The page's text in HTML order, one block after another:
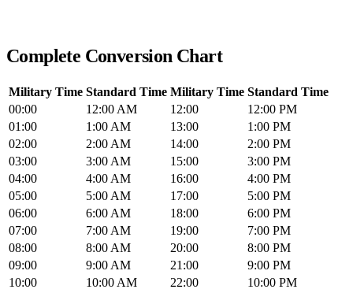
Complete Conversion Chart
Military Time Standard Time Military Time Standard Time
00:00
12:00 AM 12:00
12:00 PM
01:00
1:00 AM 13:00
1:00 PM
02:00
2:00 AM 14:00
2:00 PM
03:00
3:00 AM 15:00
3:00 PM
04:00
4:00 AM 16:00
4:00 PM
05:00
5:00 AM 17:00
5:00 PM
06:00
6:00 AM 18:00
6:00 PM
07:00
7:00 AM 19:00
7:00 PM
08:00
8:00 AM 20:00
8:00 PM
09:00
9:00 AM 21:00
9:00 PM
10:00
10:00 AM 22:00
10:00 PM